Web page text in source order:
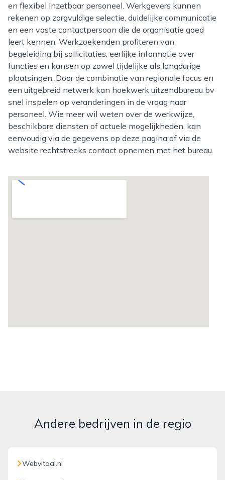
en flexibel inzetbaar personeel. Werkgevers kunnen
rekenen op zorgvuldige selectie, duidelijke communicatie
en een vaste contactpersoon die de organisatie goed
leert kennen. Werkzoekenden profiteren van
begeleiding bij sollicitaties, eerlijke informatie over
functies en kansen op zowel tijdelijke als langdurige
plaatsingen. Door de combinatie van regionale focus en
een uitgebreid netwerk kan hoekwerk uitzendbureau bv
snel inspelen op veranderingen in de vraag naar
personeel. Wie meer wil weten over de werkwijze,
beschikbare diensten of actuele mogelijkheden, kan
eenvoudig via de gegevens op deze pagina of via de
website rechtstreeks contact opnemen met het bureau.
Andere bedrijven in de regio
Webvitaal.nl